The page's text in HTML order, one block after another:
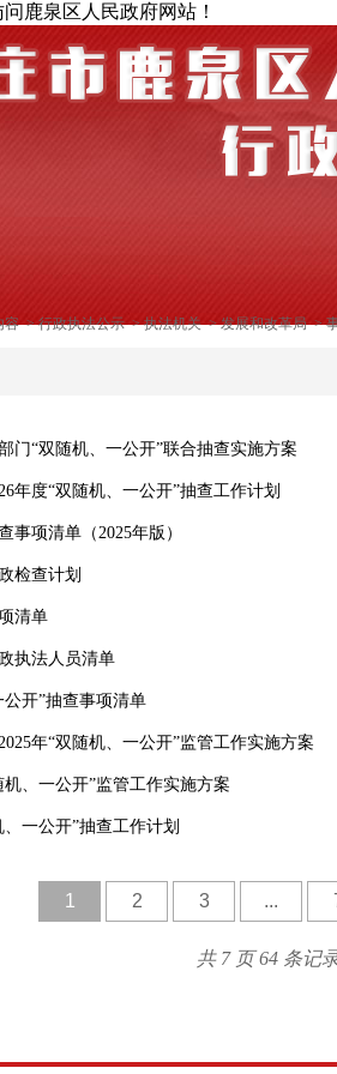
鹿泉区人民政府网站！
容>行政执法公示>执法机关>发展和改革局>
门“双随机、一公开”联合抽查实施方案
年度“双随机、一公开”抽查工作计划
事项清单（2025年版）
检查计划
清单
执法人员清单
开”抽查事项清单
年“双随机、一公开”监管工作实施方案
、一公开”监管工作实施方案
一公开”抽查工作计划
1 2 3 ...
共 7 页 64 条记